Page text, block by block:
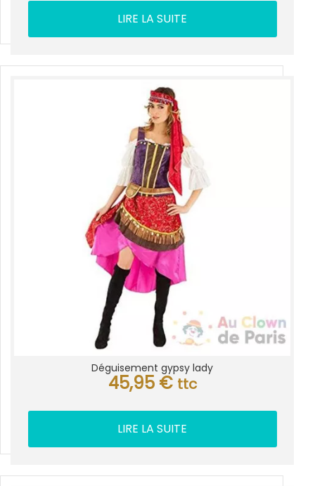
LIRE LA SUITE
Déguisement gypsy lady
45,95 € ttc
LIRE LA SUITE